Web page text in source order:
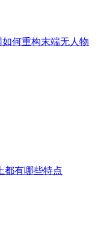
何重构末端无人物
都有哪些特点